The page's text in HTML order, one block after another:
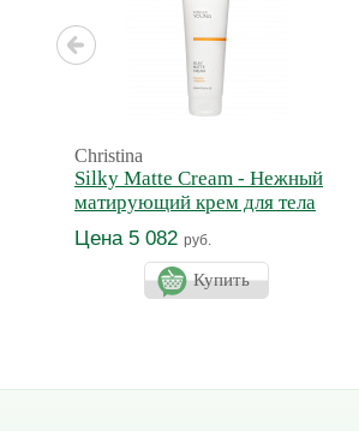
Christina
Silky Matte Cream - Нежный
матирующий крем для тела
Цена 5 082 руб.
Купить